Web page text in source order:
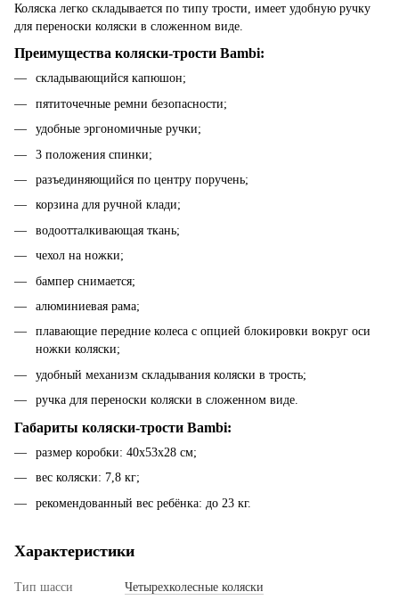
Коляска легко складывается по типу трости, имеет удобную ручку
для переноски коляски в сложенном виде.
Преимущества коляски-трости Bambi:
складывающийся капюшон;
пятиточечные ремни безопасности;
удобные эргономичные ручки;
3 положения спинки;
разъединяющийся по центру поручень;
корзина для ручной клади;
водоотталкивающая ткань;
чехол на ножки;
бампер снимается;
алюминиевая рама;
плавающие передние колеса с опцией блокировки вокруг оси
ножки коляски;
удобный механизм складывания коляски в трость;
ручка для переноски коляски в сложенном виде.
Габариты коляски-трости Bambi:
размер коробки: 40x53x28 см;
вес коляски: 7,8 кг;
рекомендованный вес ребёнка: до 23 кг.
Характеристики
Тип шасси
Четырехколесные коляски